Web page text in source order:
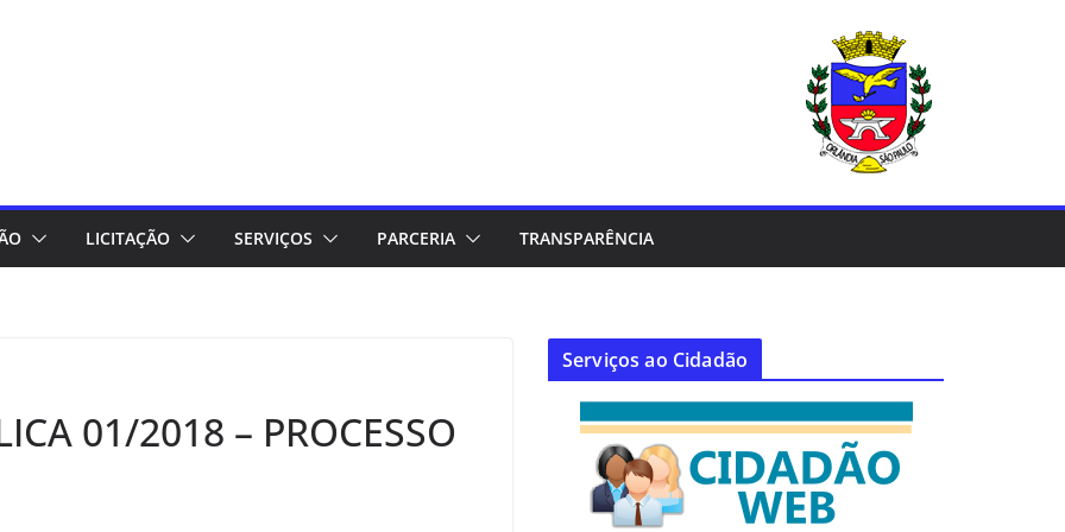
LICITAÇÃO SERVIÇOS PARCERIA TRANSPARÊNCIA
01/2018 – PROCESSO
Serviços ao Cidadão